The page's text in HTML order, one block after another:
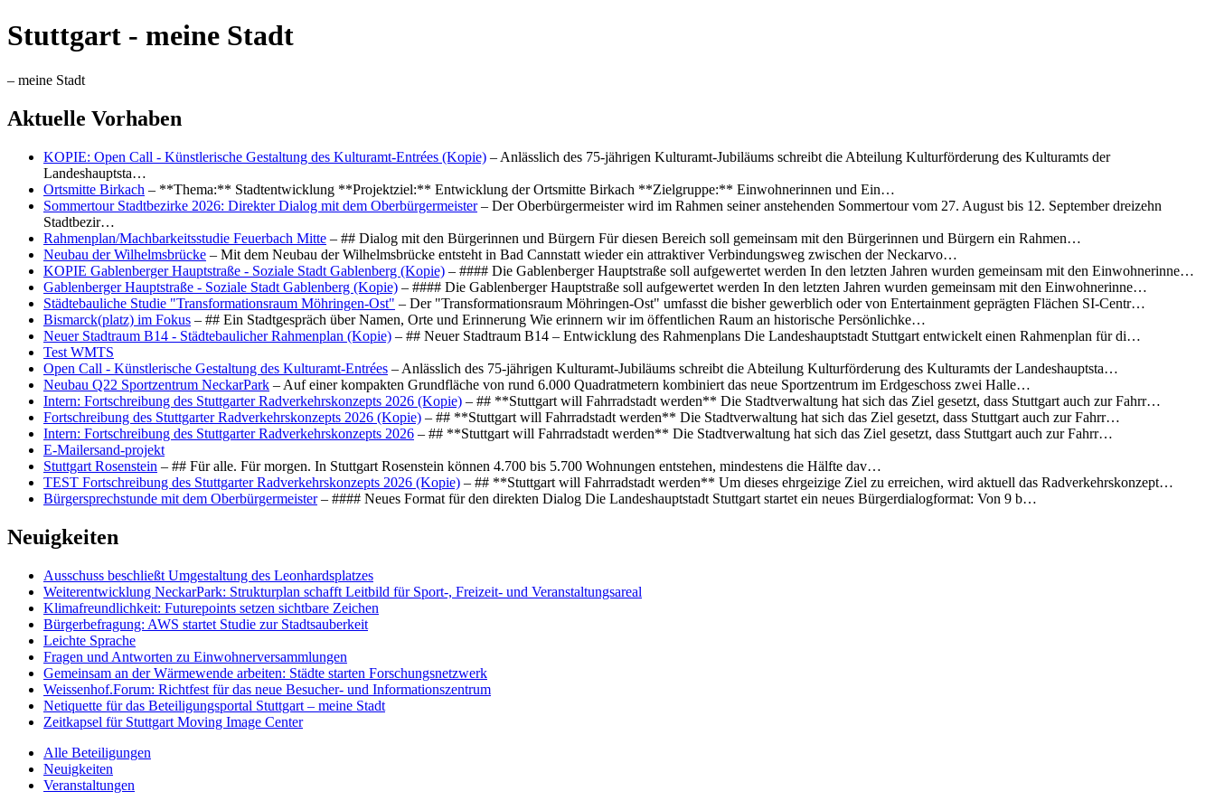
Stuttgart - meine Stadt
– meine Stadt
Aktuelle Vorhaben
KOPIE: Open Call - Künstlerische Gestaltung des Kulturamt-Entrées (Kopie) – Anlässlich des 75-jährigen Kulturamt-Jubiläums schreibt die Abteilung Kulturförderung des Kulturamts der
Landeshauptsta…
Ortsmitte Birkach – **Thema:** Stadtentwicklung **Projektziel:** Entwicklung der Ortsmitte Birkach **Zielgruppe:** Einwohnerinnen und Ein…
Sommertour Stadtbezirke 2026: Direkter Dialog mit dem Oberbürgermeister– Der Oberbürgermeister wird im Rahmen seiner anstehenden Sommertour vom 27. August bis 12. September dreizehn
Stadtbezir…
Rahmenplan/Machbarkeitsstudie Feuerbach Mitte – ## Dialog mit den Bürgerinnen und Bürgern Für diesen Bereich soll gemeinsam mit den Bürgerinnen und Bürgern ein Rahmen…
Neubau der Wilhelmsbrücke – Mit dem Neubau der Wilhelmsbrücke entsteht in Bad Cannstatt wieder ein attraktiver Verbindungsweg zwischen der Neckarvo…
KOPIE Gablenberger Hauptstraße - Soziale Stadt Gablenberg (Kopie) – #### Die Gablenberger Hauptstraße soll aufgewertet werden In den letzten Jahren wurden gemeinsam mit den Einwohnerinne…
Gablenberger Hauptstraße - Soziale Stadt Gablenberg (Kopie) – #### Die Gablenberger Hauptstraße soll aufgewertet werden In den letzten Jahren wurden gemeinsam mit den Einwohnerinne…
Städtebauliche Studie "Transformationsraum Möhringen-Ost" – Der "Transformationsraum Möhringen-Ost" umfasst die bisher gewerblich oder von Entertainment geprägten Flächen SI-Centr…
Bismarck(platz) im Fokus – ## Ein Stadtgespräch über Namen, Orte und Erinnerung Wie erinnern wir im öffentlichen Raum an historische Persönlichke…
Neuer Stadtraum B14 - Städtebaulicher Rahmenplan (Kopie) – ## Neuer Stadtraum B14 – Entwicklung des Rahmenplans Die Landeshauptstadt Stuttgart entwickelt einen Rahmenplan für di…
Test WMTS
Open Call - Künstlerische Gestaltung des Kulturamt-Entrées – Anlässlich des 75-jährigen Kulturamt-Jubiläums schreibt die Abteilung Kulturförderung des Kulturamts der Landeshauptsta…
Neubau Q22 Sportzentrum NeckarPark – Auf einer kompakten Grundfläche von rund 6.000 Quadratmetern kombiniert das neue Sportzentrum im Erdgeschoss zwei Halle…
Intern: Fortschreibung des Stuttgarter Radverkehrskonzepts 2026 (Kopie) – ## **Stuttgart will Fahrradstadt werden** Die Stadtverwaltung hat sich das Ziel gesetzt, dass Stuttgart auch zur Fahrr…
Fortschreibung des Stuttgarter Radverkehrskonzepts 2026 (Kopie) – ## **Stuttgart will Fahrradstadt werden** Die Stadtverwaltung hat sich das Ziel gesetzt, dass Stuttgart auch zur Fahrr…
Intern: Fortschreibung des Stuttgarter Radverkehrskonzepts 2026 – ## **Stuttgart will Fahrradstadt werden** Die Stadtverwaltung hat sich das Ziel gesetzt, dass Stuttgart auch zur Fahrr…
E-Mailersand-projekt
Stuttgart Rosenstein – ## Für alle. Für morgen. In Stuttgart Rosenstein können 4.700 bis 5.700 Wohnungen entstehen, mindestens die Hälfte dav…
TEST Fortschreibung des Stuttgarter Radverkehrskonzepts 2026 (Kopie) – ## **Stuttgart will Fahrradstadt werden** Um dieses ehrgeizige Ziel zu erreichen, wird aktuell das Radverkehrskonzept…
Bürgersprechstunde mit dem Oberbürgermeister– #### Neues Format für den direkten Dialog Die Landeshauptstadt Stuttgart startet ein neues Bürgerdialogformat: Von 9 b…
Neuigkeiten
Ausschuss beschließt Umgestaltung des Leonhards­platzes
Weiterentwicklung NeckarPark: Strukturplan schafft Leitbild für Sport-, Freizeit- und Veranstaltungsareal
Klimafreundlichkeit: Futurepoints setzen sichtbare Zeichen
Bürgerbefragung: AWS startet Studie zur Stadtsauberkeit
Leichte Sprache
Fragen und Antworten zu Einwohnerversammlungen
Gemeinsam an der Wärmewende arbeiten: Städte starten Forschungsnetzwerk
Weissenhof.Forum: Richtfest für das neue Besucher- und Informationszentrum
Netiquette für das Beteiligungsportal Stuttgart – meine Stadt
Zeitkapsel für Stuttgart Moving Image Center
Alle Beteiligungen
Neuigkeiten
Veranstaltungen